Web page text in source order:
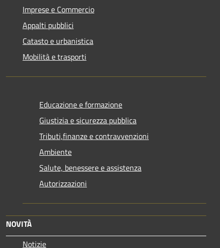
Imprese e Commercio
Appalti pubblici
Catasto e urbanistica
Mobilità e trasporti
Educazione e formazione
Giustizia e sicurezza pubblica
Tributi,finanze e contravvenzioni
Ambiente
Salute, benessere e assistenza
Autorizzazioni
NOVITÀ
Notizie